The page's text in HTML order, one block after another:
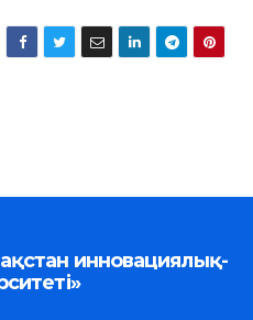
инновациялық-